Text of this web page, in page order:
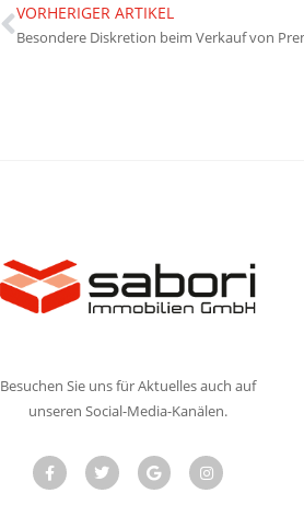
VORHERIGER ARTIKEL
Besuchen Sie uns für Aktuelles auch auf
unseren Social-Media-Kanälen.